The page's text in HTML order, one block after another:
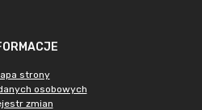
strony
osobowych
zmian